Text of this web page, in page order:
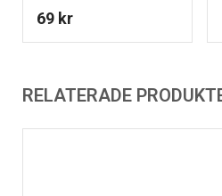
69 kr
RELATERADE